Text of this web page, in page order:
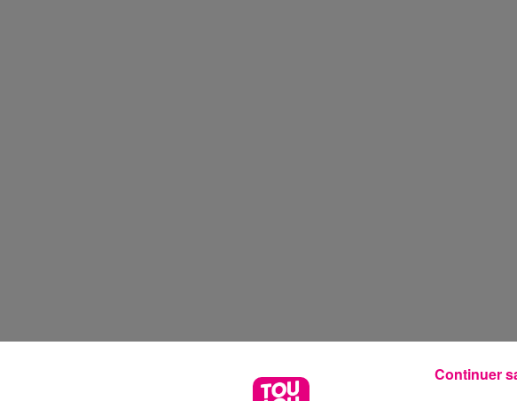
Continuer